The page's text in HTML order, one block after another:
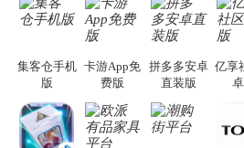
集客仓手机
版
卡游App免
费版
拼多多安卓
直装版
亿享